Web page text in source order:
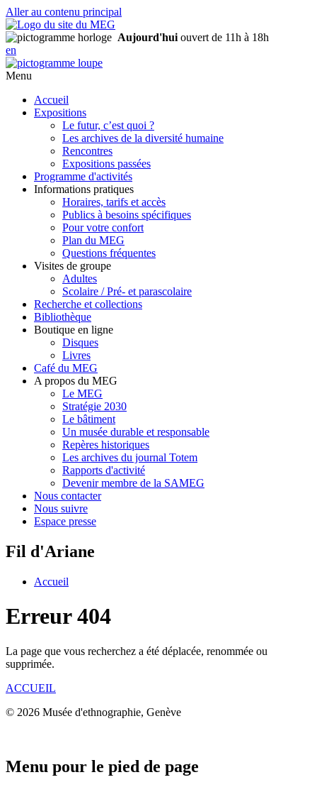
Aller au contenu principal
Aujourd'hui ouvert de 11h à 18h
en
Menu
Accueil
Expositions
Le futur, c’est quoi ?
Les archives de la diversité humaine
Rencontres
Expositions passées
Programme d'activités
Informations pratiques
Horaires, tarifs et accès
Publics à besoins spécifiques
Pour votre confort
Plan du MEG
Questions fréquentes
Visites de groupe
Adultes
Scolaire / Pré- et parascolaire
Recherche et collections
Bibliothèque
Boutique en ligne
Disques
Livres
Café du MEG
A propos du MEG
Le MEG
Stratégie 2030
Le bâtiment
Un musée durable et responsable
Repères historiques
Les archives du journal Totem
Rapports d'activité
Devenir membre de la SAMEG
Nous contacter
Nous suivre
Espace presse
Fil d'Ariane
Accueil
Erreur 404
La page que vous recherchez a été déplacée, renommée ou
supprimée.
ACCUEIL
© 2026 Musée d'ethnographie, Genève
Menu pour le pied de page